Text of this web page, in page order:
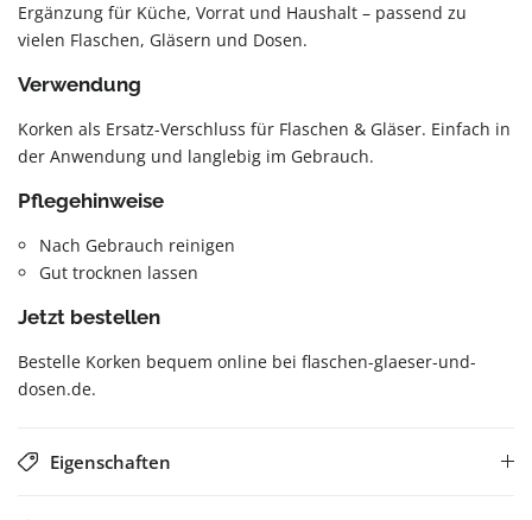
Ergänzung für Küche, Vorrat und Haushalt – passend zu
vielen Flaschen, Gläsern und Dosen.
Verwendung
Korken als Ersatz-Verschluss für Flaschen & Gläser. Einfach in
der Anwendung und langlebig im Gebrauch.
Pflegehinweise
Nach Gebrauch reinigen
Gut trocknen lassen
Jetzt bestellen
Bestelle Korken bequem online bei flaschen-glaeser-und-
dosen.de.
Eigenschaften